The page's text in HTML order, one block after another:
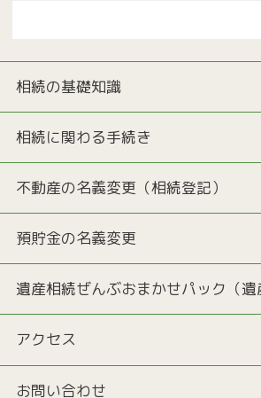
相続の基礎知識
相続に関わる手続き
不動産の名義変更（相続登記）
預貯金の名義変更
遺産相続ぜんぶおまかせパック（遺
アクセス
お問い合わせ